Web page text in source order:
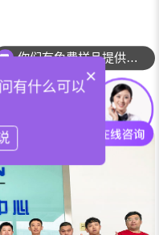
资提供切实保障。
户满意的基础上。
你们有免费样品提供吗？
×
有什么可以